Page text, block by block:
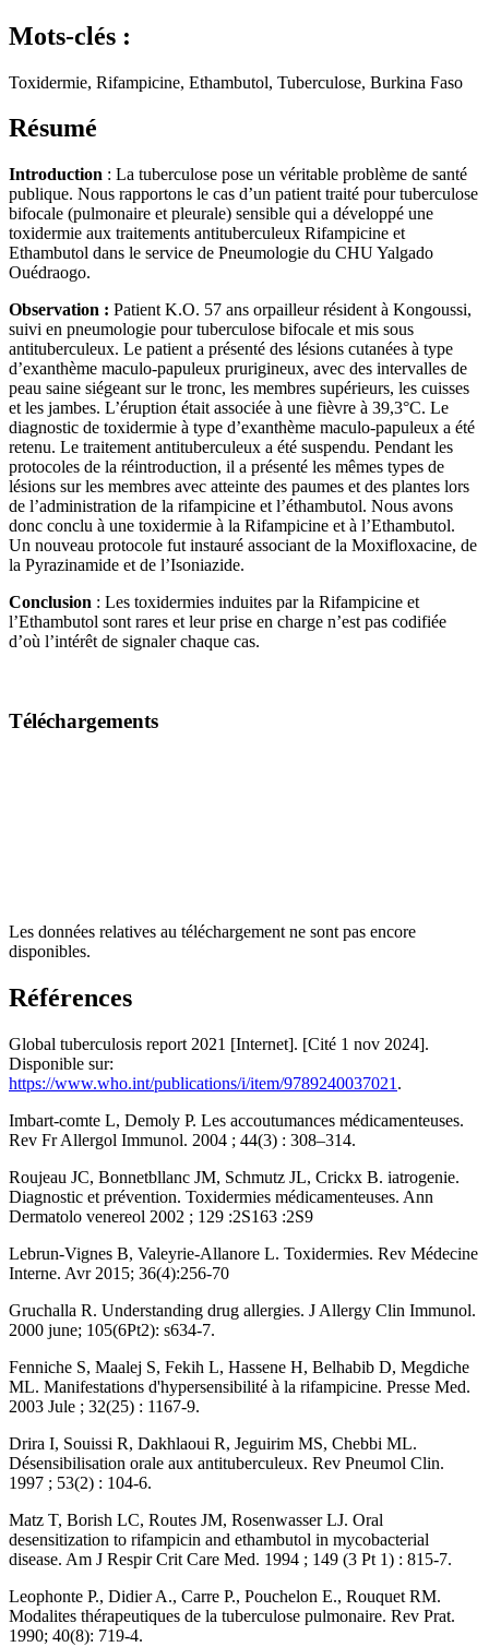
Mots-clés :
Toxidermie, Rifampicine, Ethambutol, Tuberculose, Burkina Faso
Résumé
Introduction : La tuberculose pose un véritable problème de santé
publique. Nous rapportons le cas d’un patient traité pour tuberculose
bifocale (pulmonaire et pleurale) sensible qui a développé une
toxidermie aux traitements antituberculeux Rifampicine et
Ethambutol dans le service de Pneumologie du CHU Yalgado
Ouédraogo.
Observation : Patient K.O. 57 ans orpailleur résident à Kongoussi,
suivi en pneumologie pour tuberculose bifocale et mis sous
antituberculeux. Le patient a présenté des lésions cutanées à type
d’exanthème maculo-papuleux prurigineux, avec des intervalles de
peau saine siégeant sur le tronc, les membres supérieurs, les cuisses
et les jambes. L’éruption était associée à une fièvre à 39,3°C. Le
diagnostic de toxidermie à type d’exanthème maculo-papuleux a été
retenu. Le traitement antituberculeux a été suspendu. Pendant les
protocoles de la réintroduction, il a présenté les mêmes types de
lésions sur les membres avec atteinte des paumes et des plantes lors
de l’administration de la rifampicine et l’éthambutol. Nous avons
donc conclu à une toxidermie à la Rifampicine et à l’Ethambutol.
Un nouveau protocole fut instauré associant de la Moxifloxacine, de
la Pyrazinamide et de l’Isoniazide.
Conclusion : Les toxidermies induites par la Rifampicine et
l’Ethambutol sont rares et leur prise en charge n’est pas codifiée
d’où l’intérêt de signaler chaque cas.
Téléchargements
Les données relatives au téléchargement ne sont pas encore
disponibles.
Références
Global tuberculosis report 2021 [Internet]. [Cité 1 nov 2024].
Disponible sur:
https://www.who.int/publications/i/item/9789240037021 .
Imbart-comte L, Demoly P. Les accoutumances médicamenteuses.
Rev Fr Allergol Immunol. 2004 ; 44(3) : 308–314.
Roujeau JC, Bonnetbllanc JM, Schmutz JL, Crickx B. iatrogenie.
Diagnostic et prévention. Toxidermies médicamenteuses. Ann
Dermatolo venereol 2002 ; 129 :2S163 :2S9
Lebrun-Vignes B, Valeyrie-Allanore L. Toxidermies. Rev Médecine
Interne. Avr 2015; 36(4):256-70
Gruchalla R. Understanding drug allergies. J Allergy Clin Immunol.
2000 june; 105(6Pt2): s634-7.
Fenniche S, Maalej S, Fekih L, Hassene H, Belhabib D, Megdiche
ML. Manifestations d'hypersensibilité à la rifampicine. Presse Med.
2003 Jule ; 32(25) : 1167-9.
Drira I, Souissi R, Dakhlaoui R, Jeguirim MS, Chebbi ML.
Désensibilisation orale aux antituberculeux. Rev Pneumol Clin.
1997 ; 53(2) : 104-6.
Matz T, Borish LC, Routes JM, Rosenwasser LJ. Oral
desensitization to rifampicin and ethambutol in mycobacterial
disease. Am J Respir Crit Care Med. 1994 ; 149 (3 Pt 1) : 815-7.
Leophonte P., Didier A., Carre P., Pouchelon E., Rouquet RM.
Modalites thérapeutiques de la tuberculose pulmonaire. Rev Prat.
1990; 40(8): 719-4.